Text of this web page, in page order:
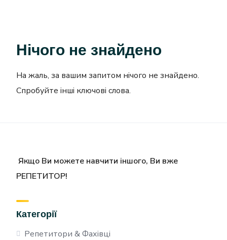
Нічого не знайдено
На жаль, за вашим запитом нічого не знайдено.
Спробуйте інші ключові слова.
Якщо Ви можете навчити іншого, Ви вже
РЕПЕТИТОР!
Категорії
Репетитори & Фахівці